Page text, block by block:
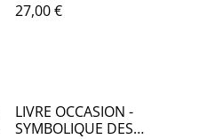
27,00 €
LIVRE OCCASION -
SYMBOLIQUE DES